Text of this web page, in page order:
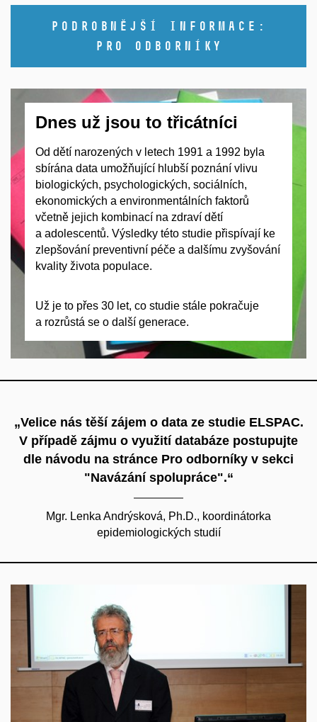
PODROBNĚJŠÍ INFORMACE:
PRO ODBORNÍKY
Dnes už jsou to třicátníci
Od dětí narozených v letech 1991 a 1992 byla
sbírána data umožňující hlubší poznání vlivu
biologických, psychologických, sociálních,
ekonomických a environmentálních faktorů
včetně jejich kombinací na zdraví dětí
a adolescentů. Výsledky této studie přispívají ke
zlepšování preventivní péče a dalšímu zvyšování
kvality života populace.
Už je to přes 30 let, co studie stále pokračuje
a rozrůstá se o další generace.
„Velice nás těší zájem o data ze studie ELSPAC.
V případě zájmu o využití databáze postupujte
dle návodu na stránce Pro odborníky v sekci
"Navázání spolupráce".“
Mgr. Lenka Andrýsková, Ph.D., koordinátorka
epidemiologických studií